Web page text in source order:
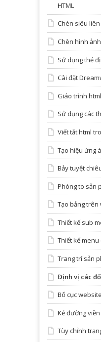
HTML
Chèn siêu
Chèn hình
Sử dụng thẻ
Cài đặt
Giáo trình
Sử dụng các
Viết tắt html
Tạo hiệu ứng
Bảy tuyệt
Phóng to sản
Tạo bảng
Thiết kế sub
Thiết kế menu
Trang trí sản
Định vị các
Bố cục
Kẻ đường
Tùy chỉnh